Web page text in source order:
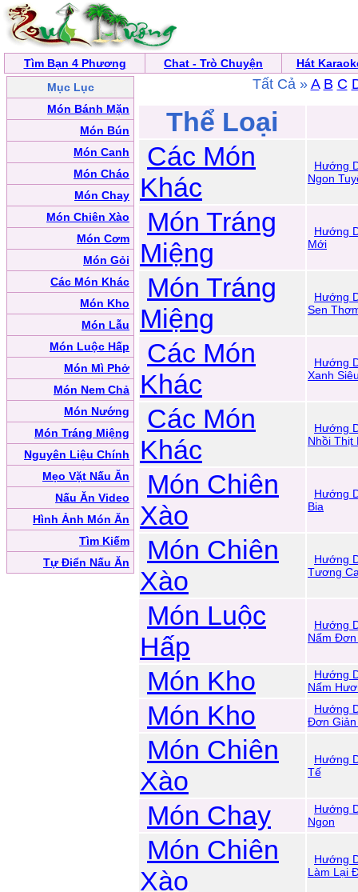
Tìm Bạn 4 Phương Chat - Trò Chuyện
Hát
Mục Lục
Món Bánh Mặn
Món Bún
Món Canh
Món Cháo
Món Chay
Món Chiên Xào
Món Cơm
Món Gỏi
Các Món Khác
Món Kho
Món Lẫu
Món Luộc Hấp
Món Mì Phở
Món Nem Chả
Món Nướng
Món Tráng Miệng
Nguyên Liệu Chính
Mẹo Vặt Nấu Ăn
Nấu Ăn Video
Hình Ảnh Món Ăn
Tìm Kiếm
Tự Điển Nấu Ăn
Tất Cả » A B C
Thể Loại
Các Món
Khác
Hướng
Ngon
Món Tráng
Miệng
Hướng
Mới
Món Tráng
Miệng
Hướng
Sen
Các Món
Khác
Hướng
Xanh
Các Món
Khác
Hướng
Nhồi Thịt
Món Chiên
Xào
Hướng
Bia
Món Chiên
Xào
Hướng
Tương
Món Luộc
Hấp
Hướng
Nấm
Món Kho
Hướng
Nấm
Món Kho
Hướng
Đơn
Món Chiên
Xào
Hướng
Tế
Món Chay
Hướng
Ngon
Món Chiên
Xào
Hướng
Làm Lại